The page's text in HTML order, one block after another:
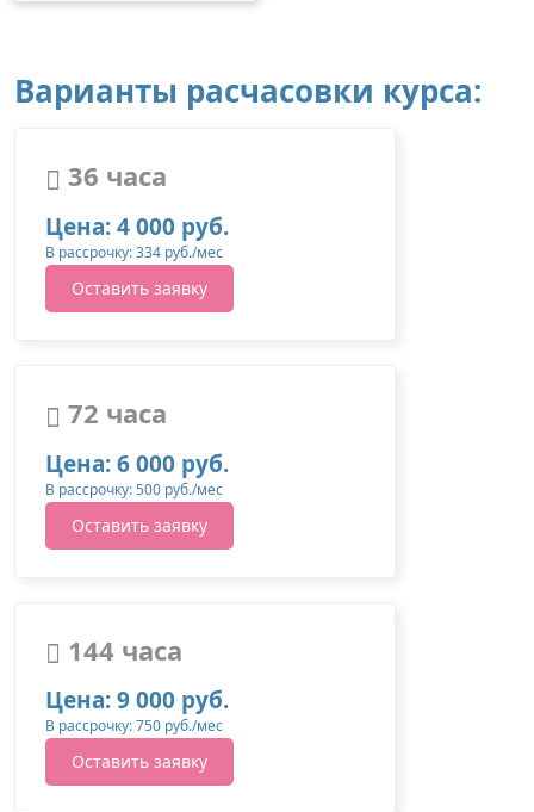
Варианты расчасовки курса:
36 часа
Цена: 4 000 руб.
В рассрочку: 334 руб./мес
Оставить заявку
72 часа
Цена: 6 000 руб.
В рассрочку: 500 руб./мес
Оставить заявку
144 часа
Цена: 9 000 руб.
В рассрочку: 750 руб./мес
Оставить заявку